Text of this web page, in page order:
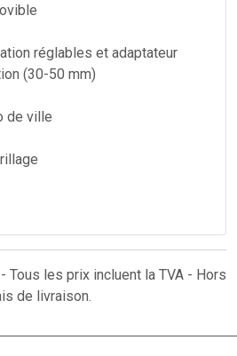
réglables et adaptateur
(30-50 mm)
de ville
Tous les prix incluent la TVA - Hors
de livraison.